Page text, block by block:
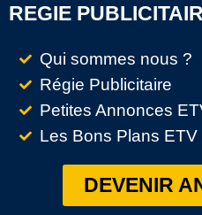
REGIE
Qui sommes nous ?
Régie Publicitaire
Petites Annonces
Les Bons Plans ETV
DEVENIR